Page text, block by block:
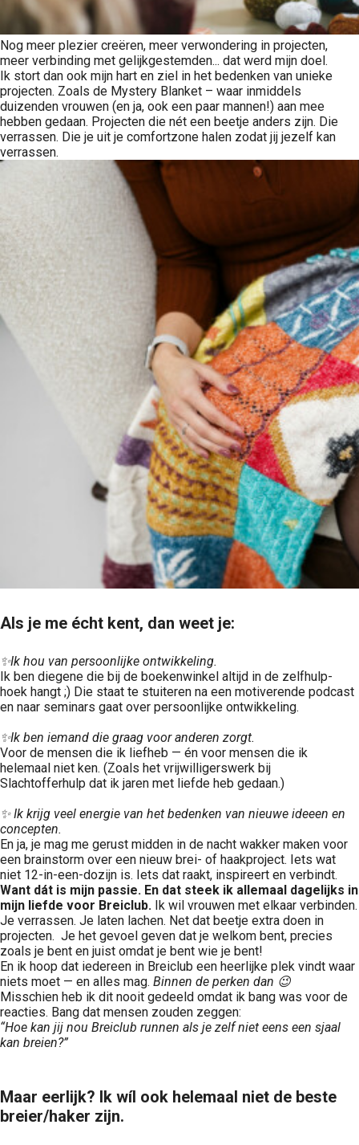
Nog meer plezier creëren, meer verwondering in projecten,
meer verbinding met gelijkgestemden... dat werd mijn doel.
Ik stort dan ook mijn hart en ziel in het bedenken van unieke
projecten. Zoals de Mystery Blanket – waar inmiddels
duizenden vrouwen (en ja, ook een paar mannen!) aan mee
hebben gedaan. Projecten die nét een beetje anders zijn. Die
verrassen. Die je uit je comfortzone halen zodat jij jezelf kan
verrassen.
Als je me écht kent, dan weet je:
✨Ik hou van persoonlijke ontwikkeling.
Ik ben diegene die bij de boekenwinkel altijd in de zelfhulp-
hoek hangt ;) Die staat te stuiteren na een motiverende podcast
en naar seminars gaat over persoonlijke ontwikkeling.
✨Ik ben iemand die graag voor anderen zorgt.
Voor de mensen die ik liefheb — én voor mensen die ik
helemaal niet ken. (Zoals het vrijwilligerswerk bij
Slachtofferhulp dat ik jaren met liefde heb gedaan.)
✨ Ik krijg veel energie van het bedenken van nieuwe ideeen en
concepten.
En ja, je mag me gerust midden in de nacht wakker maken voor
een brainstorm over een nieuw brei- of haakproject. Iets wat
niet 12-in-een-dozijn is. Iets dat raakt, inspireert en verbindt.
Want dát is mijn passie. En dat steek ik allemaal dagelijks in
mijn liefde voor Breiclub. Ik wil vrouwen met elkaar verbinden.
Je verrassen. Je laten lachen. Net dat beetje extra doen in
projecten. Je het gevoel geven dat je welkom bent, precies
zoals je bent en juist omdat je bent wie je bent!
En ik hoop dat iedereen in Breiclub een heerlijke plek vindt waar
niets moet — en alles mag. Binnen de perken dan 😉
Misschien heb ik dit nooit gedeeld omdat ik bang was voor de
reacties. Bang dat mensen zouden zeggen:
“Hoe kan jij nou Breiclub runnen als je zelf niet eens een sjaal
kan breien?”
Maar eerlijk? Ik wíl ook helemaal niet de beste
breier/haker zijn.